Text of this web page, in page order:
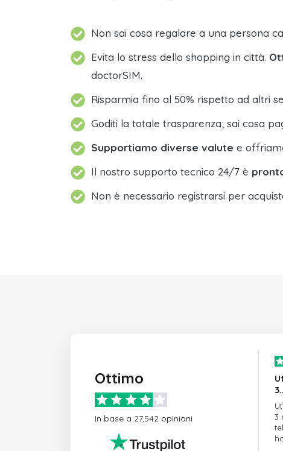
Non sai cosa regalare a una persona
Evita lo stress dello shopping in città.
doctorSIM.
Risparmia fino al 50% rispetto ad altri
Goditi la totale trasparenza; sai cosa
Supportiamo diverse valute e
Il nostro supporto tecnico 24/7 è
Non è necessario registrarsi per
Ottimo
In base a 27,542 opinioni
3